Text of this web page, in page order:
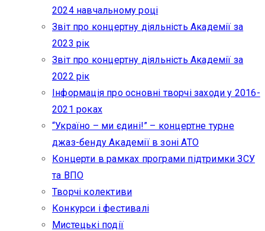
2024 навчальному році
Звіт про концертну діяльність Академії за
2023 рік
Звіт про концертну діяльність Академії за
2022 рік
Інформація про основні творчі заходи у 2016-
2021 роках
“Україно – ми єдині!” – концертне турне
джаз-бенду Академії в зоні АТО
Концерти в рамках програми підтримки ЗСУ
та ВПО
Творчі колективи
Конкурси і фестивалі
Мистецькі події